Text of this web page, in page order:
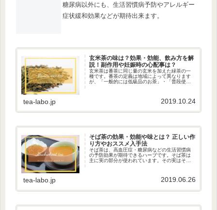
糖尿病以外にも、生活習慣病予防やアレルギー
症状緩和効果などが期待出来ます。
玄米茶の味は？効果・効能、飲み方を解
説！副作用や妊娠時の心配事は？
玄米茶は番茶に同じ量の玄米を加えた緑茶の一
種です。番茶の定義は地域によって異なります
が、「一般的には低級品のお茶」・「普段使い
tea-labo.jp 2019.10.24
そば茶の効果・効能や味とは？ 正しい作
り方やおススメ入手法
そば茶は、高血圧症・糖尿病などの生活習慣病
の予防効果が期待できるハーブです。そば茶は
主に実の部分が使われています。その実はそば
ろやかな風味があるお茶です。そ...
tea-labo.jp 2019.06.26